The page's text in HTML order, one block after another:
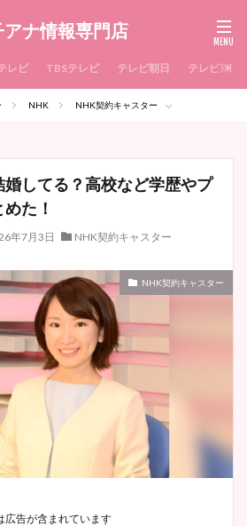
アナ情報専門店
レビ TBSテレビ テレビ朝日 テレビ東京
NHK NHK契約キャスター
してる？高校など学歴やプ
た！
年7月3日
NHK契約キャスター
NHK契約キャスター
広告が含まれています